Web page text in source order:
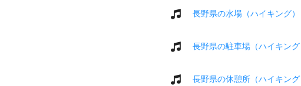
長野県の水場（ハイキング）
長野県の駐車場（ハイキン
長野県の休憩所（ハイキン